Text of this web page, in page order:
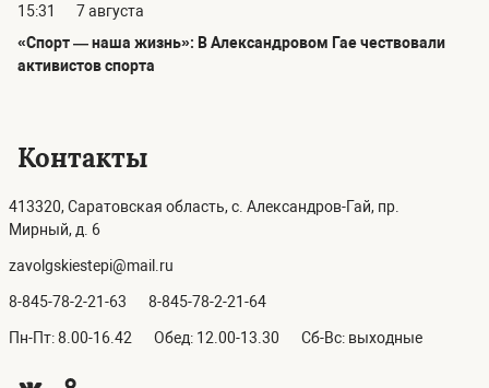
15:31
7 августа
«Спорт — наша жизнь»: В Александровом Гае чествовали
активистов спорта
Контакты
413320, Саратовская область, с. Александров-Гай, пр.
Мирный, д. 6
zavolgskiestepi@mail.ru
8-845-78-2-21-63 8-845-78-2-21-64
Пн-Пт: 8.00-16.42 Обед: 12.00-13.30 Сб-Вс: выходные